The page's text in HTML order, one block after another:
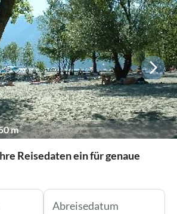
m
Reisedaten ein für genaue